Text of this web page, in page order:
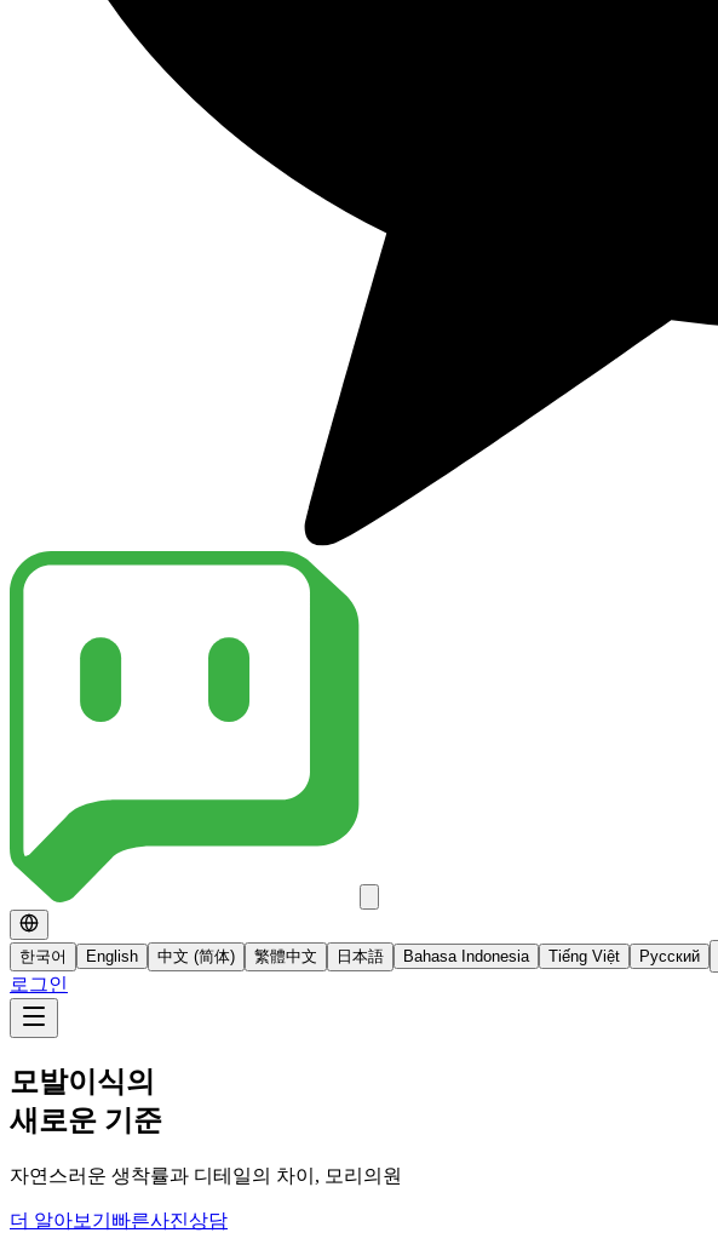
한국어 English 中文 (简体) 繁體中文 日本語 Bahasa Indonesia Tiếng Việt Русский
로그인
모발이식의
새로운 기준
자연스러운 생착률과 디테일의 차이, 모리의원
더 알아보기 빠른사진상담